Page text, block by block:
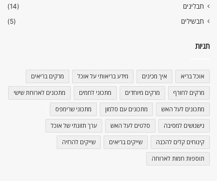
תבלינים
(14)
תבשילים
(5)
תגיות
אוכל בריא איך מכינים מידע בריאותי על אוכל מרקים בריאים
מרקים לחורף מרקים מיוחדים מתכוני לחמים מתכונים לארוחת שישי
מתכונים לעל האש מתכונים עם סלמון מתכוני שרימפס
נישנושים למסיבה סלטים לעל האש ערך תזונתי של אוכל
קינוחים קלים להכנה שייקים בריאים שייקים להרזיה
תוספות חמות לארוחה